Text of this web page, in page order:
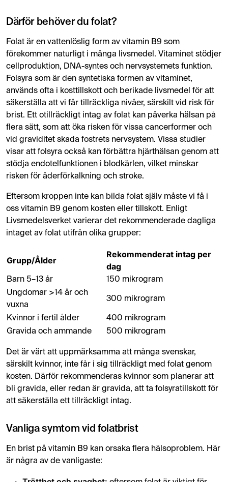
Därför behöver du folat?
Folat är en vattenlöslig form av vitamin B9 som
förekommer naturligt i många livsmedel. Vitaminet stödjer
cellproduktion, DNA-syntes och nervsystemets funktion.
Folsyra som är den syntetiska formen av vitaminet,
används ofta i kosttillskott och berikade livsmedel för att
säkerställa att vi får tillräckliga nivåer, särskilt vid risk för
brist. Ett otillräckligt intag av folat kan påverka hälsan på
flera sätt, som att öka risken för vissa cancerformer och
vid graviditet skada fostrets nervsystem. Vissa studier
visar att folsyra också kan förbättra hjärthälsan genom att
stödja endotelfunktionen i blodkärlen, vilket minskar
risken för åderförkalkning och stroke.
Eftersom kroppen inte kan bilda folat själv måste vi få i
oss vitamin B9 genom kosten eller tillskott. Enligt
Livsmedelsverket varierar det rekommenderade dagliga
intaget av folat utifrån olika grupper:
Grupp/Ålder
Rekommenderat intag per
dag
Barn 5–13 år
150 mikrogram
Ungdomar >14 år och
vuxna
300 mikrogram
Kvinnor i fertil ålder
400 mikrogram
Gravida och ammande
500 mikrogram
Det är värt att uppmärksamma att många svenskar,
särskilt kvinnor, inte får i sig tillräckligt med folat genom
kosten. Därför rekommenderas kvinnor som planerar att
bli gravida, eller redan är gravida, att ta folsyratillskott för
att säkerställa ett tillräckligt intag.
Vanliga symtom vid folatbrist
En brist på vitamin B9 kan orsaka flera hälsoproblem. Här
är några av de vanligaste: